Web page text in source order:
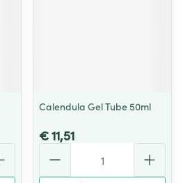
Calendula Gel Tube 50ml
€ 11,51